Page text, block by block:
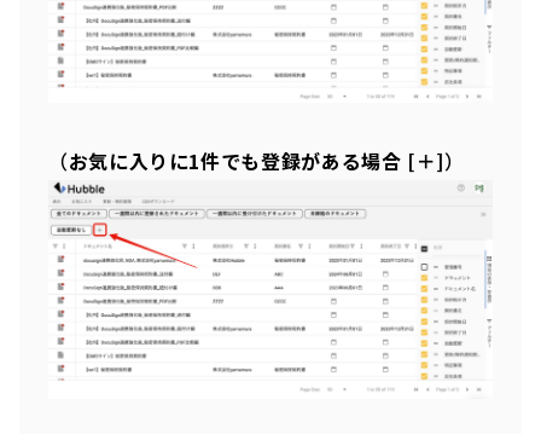
（お気に入りに1件でも登録がある場合 [＋]）